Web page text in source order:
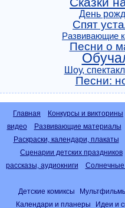
День
Спят
Развивающие
Песни о
Шоу,
Песни:
Главная Конкурсы и викторины
видео
Развивающие материалы
Раскраски, календари, плакаты
Сценарии детских праздников
рассказы, аудиокниги
Солнечные
Детские комиксы
Календари и планеры
Идеи и